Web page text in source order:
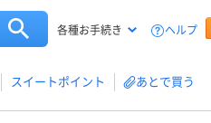
各種お手続き ヘルプ
スイートポイント あとで買う